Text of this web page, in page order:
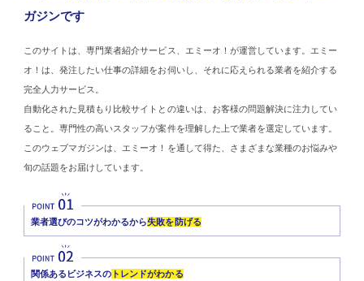
ガジンです
このサイトは、専門業者紹介サービス、エミーオ！が運営しています。エミー
オ！は、発注したい仕事の詳細をお伺いし、それに応えられる業者を紹介する
完全人力サービス。
自動化された見積もり比較サイトとの違いは、お客様の問題解決に注力してい
ること。専門性の高いスタッフが案件を理解した上で業者を選定しています。
このウェブマガジンは、エミーオ！を通して得た、さまざまな業種のお悩みや
旬の話題をお届けしています。
業者選びのコツがわかるから失敗を防げる
関係あるビジネスの トレンドがわかる